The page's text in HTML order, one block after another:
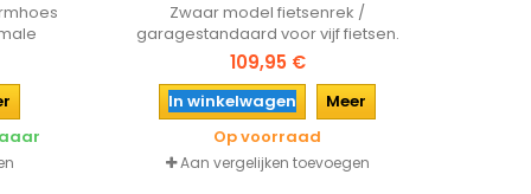
De
is
sluiten
Zwaar model fietsenrek /
garagestandaard voor vijf fietsen.
Gemaakt van zeer stevig staal waardoor
deze de fiets stevig op de plek houdt.
109,95 €
In winkelwagen
Meer
Op voorraad
Aan vergelijken toevoegen